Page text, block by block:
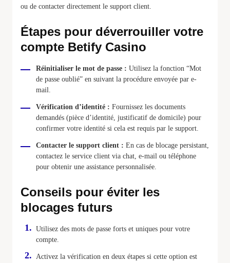
ou de contacter directement le support client.
Étapes pour déverrouiller votre
compte Betify Casino
Réinitialiser le mot de passe : Utilisez la fonction “Mot
de passe oublié” en suivant la procédure envoyée par e-
mail.
Vérification d’identité : Fournissez les documents
demandés (pièce d’identité, justificatif de domicile) pour
confirmer votre identité si cela est requis par le support.
Contacter le support client : En cas de blocage persistant,
contactez le service client via chat, e-mail ou téléphone
pour obtenir une assistance personnalisée.
Conseils pour éviter les
blocages futurs
Utilisez des mots de passe forts et uniques pour votre
compte.
Activez la vérification en deux étapes si cette option est